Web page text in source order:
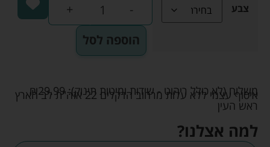
צבע -
+
הוספה לסל
משלוח (לא כולל ריהוט - שידות ומיטות תינוק): ₪29.99
איסוף עצמי ללא עלות מרחוב הדקלים 22 אזה"ת לב הארץ
ראש העין
למה אצלנו?